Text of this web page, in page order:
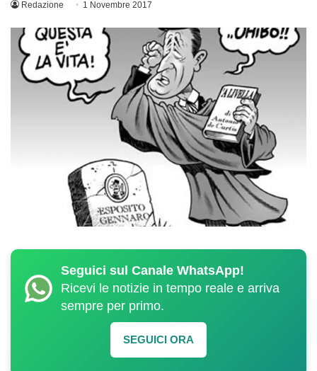
Redazione 1 Novembre 2017
Seguici sul Canale WhatsApp!
Ricevi le notizie in tempo reale e arriva
sempre per primo.
SEGUICI ORA